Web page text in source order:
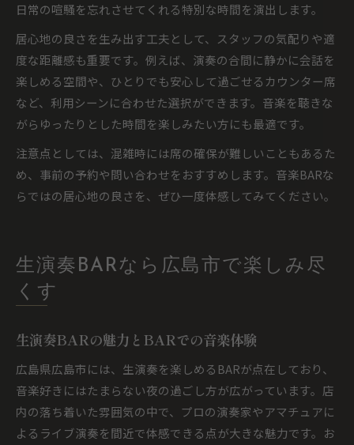
日常の喧騒を忘れさせてくれる特別な時間を演出します。
居心地の良さを生み出す工夫として、スタッフの気配りや適
度な距離感も重要です。例えば、演奏の合間に静かに会話を
楽しめる空間や、ひとりでも安心して過ごせるカウンター席
など、利用シーンに合わせた選択ができます。音楽を聴きな
がらゆったりとした時間を楽しみたい方にも最適です。
注意点としては、混雑時には席の確保が難しいこともあるた
め、事前の予約や問い合わせをおすすめします。音楽BARな
らではの居心地の良さを、ぜひ一度体感してみてください。
生演奏BARなら広島市で楽しみ尽
くす
生演奏BARの魅力とBARでの音楽体験
広島県広島市には、生演奏を楽しめるBARが点在しており、
音楽好きにはたまらない夜の過ごし方が広がっています。店
内の落ち着いた雰囲気の中で、プロの演奏家やアマチュアに
よるライブ演奏を間近で体感できる点が大きな魅力です。お